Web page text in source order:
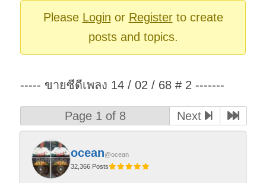
Please Login or Registerto create
posts and topics.
----- ขายซีดีเพลง 14 / 02 / 68 # 2 -------
Page 1 of 8 Next
ocean@ocean
32,366 Posts